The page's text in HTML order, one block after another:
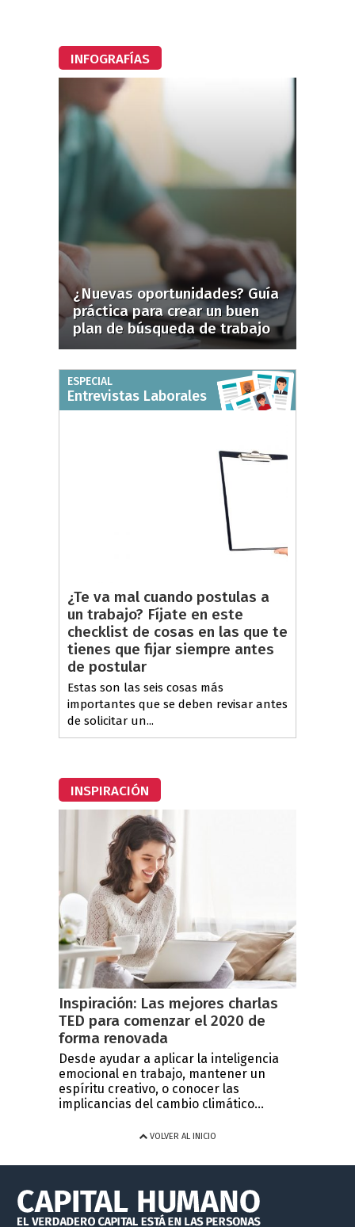
INFOGRAFÍAS
¿Nuevas oportunidades? Guía
práctica para crear un buen
plan de búsqueda de trabajo
ESPECIAL
Entrevistas Laborales
¿Te va mal cuando postulas a
un trabajo? Fíjate en este
checklist de cosas en las que te
tienes que fijar siempre antes
de postular
Estas son las seis cosas más
importantes que se deben revisar antes
de solicitar un...
INSPIRACIÓN
Inspiración: Las mejores charlas
TED para comenzar el 2020 de
forma renovada
Desde ayudar a aplicar la inteligencia
emocional en trabajo, mantener un
espíritu creativo, o conocer las
implicancias del cambio climático...
VOLVER AL INICIO